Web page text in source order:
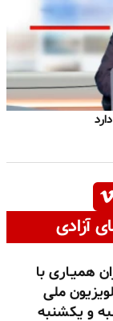
آزادی
همیـاری با
ملی
و یکشنبه